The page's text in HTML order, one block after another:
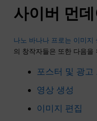
사이버 먼
나노 바나나 프로는 이미지
의 창작자들은 또한 다음을
포스터 및 광고
영상 생성
이미지 편집